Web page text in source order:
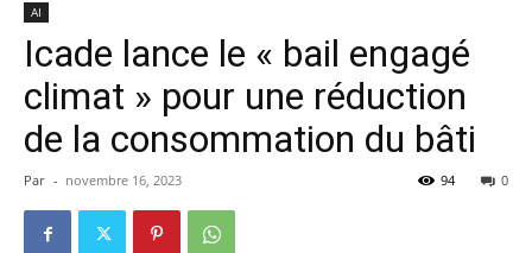
AI
Icade lance le « bail engagé
climat » pour une réduction
de la consommation du bâti
Par - novembre 16, 2023 0
94